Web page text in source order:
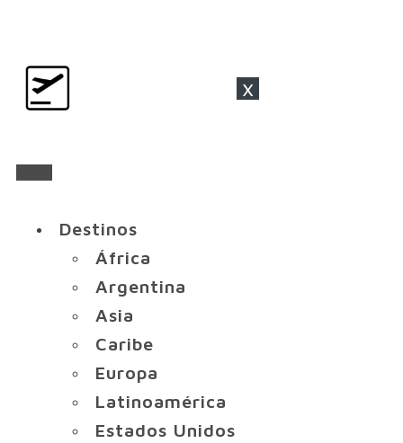
x
Destinos
África
Argentina
Asia
Caribe
Europa
Latinoamérica
Estados Unidos